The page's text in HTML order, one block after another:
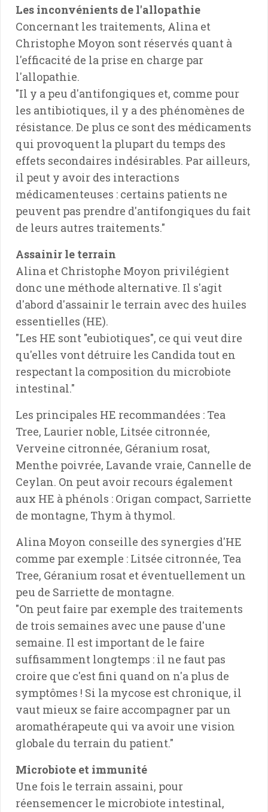
Les inconvénients de l'allopathie
Concernant les traitements, Alina et
Christophe Moyon sont réservés quant à
l'efficacité de la prise en charge par
l'allopathie.
"Il y a peu d'antifongiques et, comme pour
les antibiotiques, il y a des phénomènes de
résistance. De plus ce sont des médicaments
qui provoquent la plupart du temps des
effets secondaires indésirables. Par ailleurs,
il peut y avoir des interactions
médicamenteuses : certains patients ne
peuvent pas prendre d'antifongiques du fait
de leurs autres traitements."
Assainir le terrain
Alina et Christophe Moyon privilégient
donc une méthode alternative. Il s'agit
d'abord d'assainir le terrain avec des huiles
essentielles (HE).
"Les HE sont "eubiotiques", ce qui veut dire
qu'elles vont détruire les Candida tout en
respectant la composition du microbiote
intestinal."
Les principales HE recommandées : Tea
Tree, Laurier noble, Litsée citronnée,
Verveine citronnée, Géranium rosat,
Menthe poivrée, Lavande vraie, Cannelle de
Ceylan. On peut avoir recours également
aux HE à phénols : Origan compact, Sarriette
de montagne, Thym à thymol.
Alina Moyon conseille des synergies d'HE
comme par exemple : Litsée citronnée, Tea
Tree, Géranium rosat et éventuellement un
peu de Sarriette de montagne.
"On peut faire par exemple des traitements
de trois semaines avec une pause d'une
semaine. Il est important de le faire
suffisamment longtemps : il ne faut pas
croire que c'est fini quand on n'a plus de
symptômes ! Si la mycose est chronique, il
vaut mieux se faire accompagner par un
aromathérapeute qui va avoir une vision
globale du terrain du patient."
Microbiote et immunité
Une fois le terrain assaini, pour
réensemencer le microbiote intestinal,